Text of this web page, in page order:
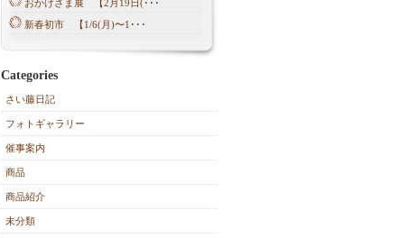
おかげさま展 【2月19日(･･･
新春初市 【1/6(月)〜1･･･
Categories
さい藤日記
フォトギャラリー
催事案内
商品
商品紹介
未分類